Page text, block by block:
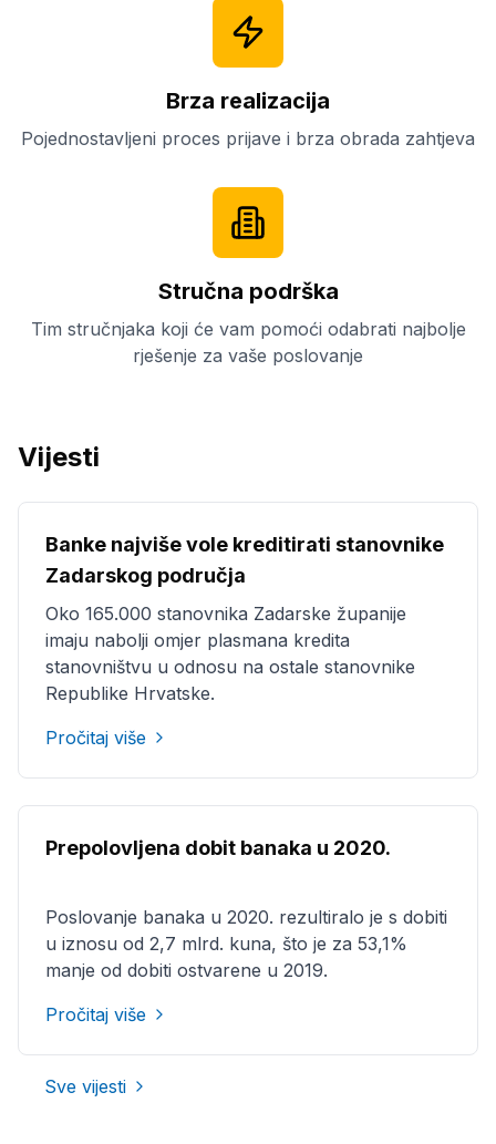
Brza realizacija
Pojednostavljeni proces prijave i brza obrada zahtjeva
Stručna podrška
Tim stručnjaka koji će vam pomoći odabrati najbolje
rješenje za vaše poslovanje
Vijesti
Banke najviše vole kreditirati stanovnike
Zadarskog područja
Oko 165.000 stanovnika Zadarske županije
imaju nabolji omjer plasmana kredita
stanovništvu u odnosu na ostale stanovnike
Republike Hrvatske.
Pročitaj više
Prepolovljena dobit banaka u 2020.
Poslovanje banaka u 2020. rezultiralo je s dobiti
u iznosu od 2,7 mlrd. kuna, što je za 53,1%
manje od dobiti ostvarene u 2019.
Pročitaj više
Sve vijesti